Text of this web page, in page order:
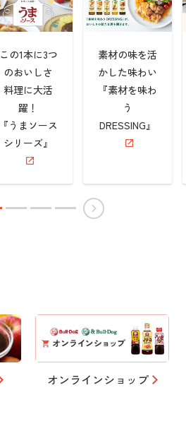
この1本に3つ
のおいしさ
料理に大活
躍！
『うまソース
シリーズ』
素材の味を活
かした味わい
『素材を味わ
う
DRESSING』
オンラインショップ